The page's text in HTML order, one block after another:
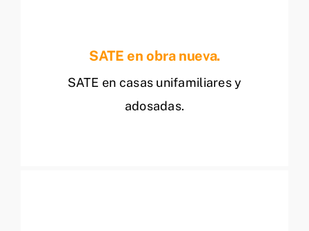
SATE en obra nueva.
SATE en casas unifamiliares y
adosadas.